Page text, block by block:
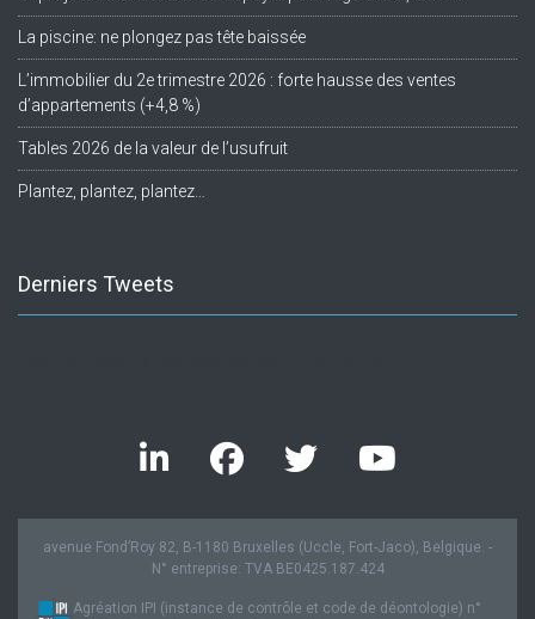
La piscine: ne plongez pas tête baissée
L’immobilier du 2e trimestre 2026 : forte hausse des ventes
d’appartements (+4,8 %)
Tables 2026 de la valeur de l’usufruit
Plantez, plantez, plantez…
Derniers Tweets
avenue Fond’Roy 82, B-1180 Bruxelles (Uccle, Fort-Jaco), Belgique. -
N° entreprise: TVA BE0425.187.424
Agréation IPI (instance de contrôle et code de déontologie) n°